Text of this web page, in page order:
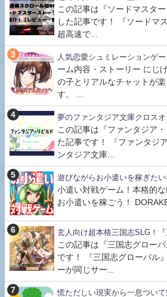
この記事は『ソードマスタ
した記事です！ 『ソードマ
超高速で...
人気恋愛シュミレーションゲ
ーム内容・ストーリー にじ
の子とリアルなチャットが
す。 ...
夢のファンタジア文庫クロス
この記事は『ファンタジア
た記事です！ 『ファンタジ
ンタジア文庫...
遊びながらお小遣いを稼ぎたい
小遣い対戦ゲーム！本格的な
お小遣いを稼ごう！
玄人向け超本格三国志SLG！
この記事は『三国志グロー
です！ 『三国志グローバル
ーが同じサー...
慌ただしい現実から一息つい